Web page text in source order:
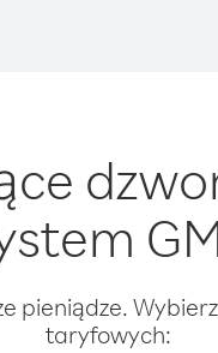
pieniądze.
taryfowych: